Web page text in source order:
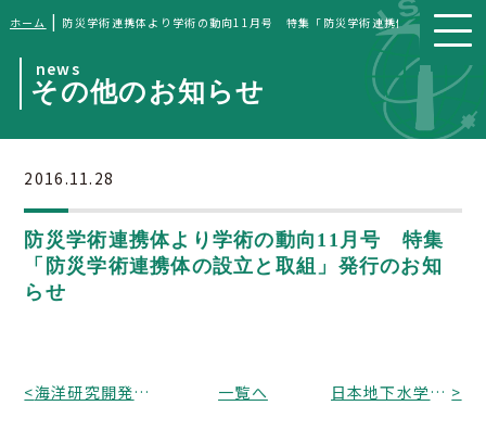
ホーム | 防災学術連携体より学術の動向11月号 特集「防災学術連携体の設立と取組
news
その他のお知らせ
2016.11.28
防災学術連携体より学術の動向11月号 特集
「防災学術連携体の設立と取組」発行のお知
らせ
< 海洋研究開発機構から平成29年度地球シミュレータ公募課題募集のお知らせ（募集期間：平成28年11月25日(金) ～ 平成29年1月10日(火) 17時必着） 一覧へ 日本地下水学会シンポジウム「水循環基本計画の下での地下水に関する取り組み」のお知らせ（申込〆：平成28年11月30日、開催：12月5日（東京都世田谷区）、日本応用地質学会後援行事） >